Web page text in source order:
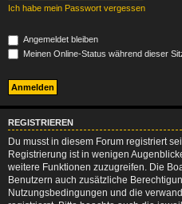
Ich habe mein Passwort vergessen
Angemeldet bleiben
Meinen Online-Status während dieser
REGISTRIEREN
Du musst in diesem Forum registriert
Registrierung ist in wenigen
weitere Funktionen zuzugreifen. Die
Benutzern auch zusätzliche
Nutzungsbedingungen und die